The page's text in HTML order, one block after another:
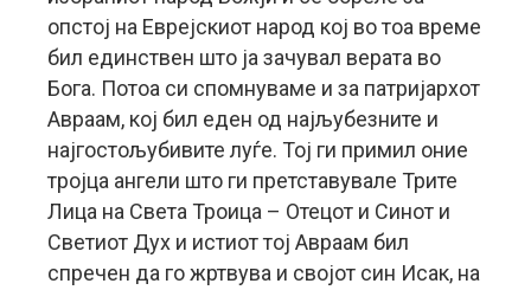
опстој на Еврејскиот народ кој во тоа време
бил единствен што ја зачувал верата во
Бога. Потоа си спомнуваме и за патријархот
Авраам, кој бил еден од најљубезните и
најгостољубивите луѓе. Тој ги примил оние
тројца ангели што ги претставувале Трите
Лица на Света Троица – Отецот и Синот и
Светиот Дух и истиот тој Авраам бил
спречен да го жртвува и својот син Исак, на